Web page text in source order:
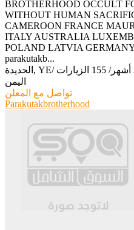
BROTHERHOOD OCCULT
WITHOUT HUMAN
CAMEROON FRANCE
ITALY AUSTRALIA
POLAND LATVIA GERMANY
parakutakb...
الحديدة, YE/ / 155 الزيارات
اليمن
تواصل مع المعلن
Parakutakbrotherhood